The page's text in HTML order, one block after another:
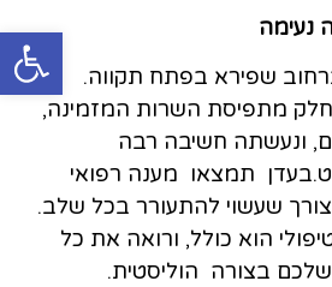
נעימה
שפירא בפתח תקווה.
חלק מתפיסת השרות המזמינה,
ונעשתה חשיבה רבה
תמצאו מענה רפואי
צורך שעשוי להתעורר בכל שלב.
הוא כולל, ורואה את כל
בצורה הוליסטית.